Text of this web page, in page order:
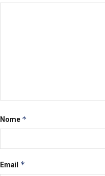
Nome *
Email *